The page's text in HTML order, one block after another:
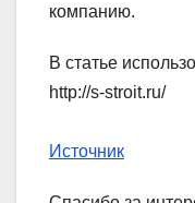
компанию.
В статье
http://s-stroit.ru/
Источник